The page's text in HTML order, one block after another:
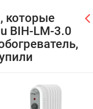
которые
BIH-LM-3.0